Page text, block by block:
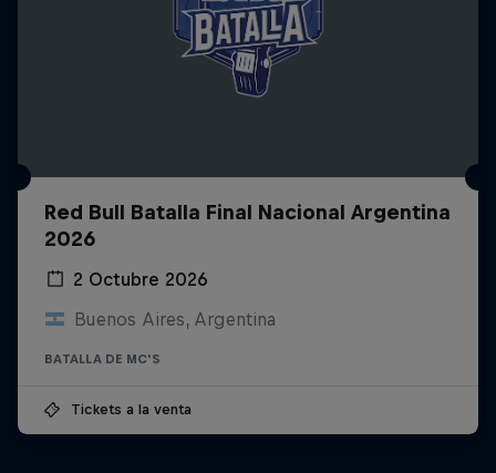
Red Bull Batalla Final Nacional Argentina
2026
2 Octubre 2026
Buenos Aires, Argentina
BATALLA DE MC'S
Tickets a la venta